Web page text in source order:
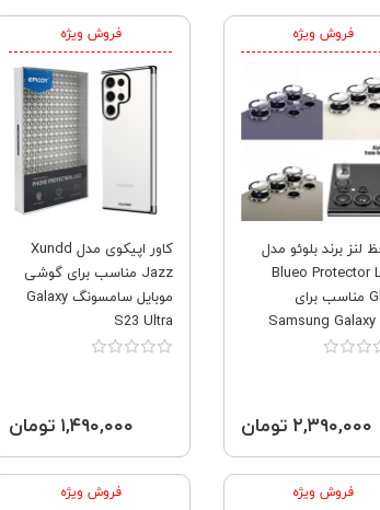
فروش ویژه
لنز برند بلوئو مدل
Blueo Protector
Glass مناسب برای
Samsung Galaxy
۲,۳۹۰,۰۰۰ تومان
فروش ویژه
کاور اپیکوی مدل Xundd
Jazz مناسب برای گوشی
موبایل سامسونگ Galaxy
S23 Ultra
۱,۴۹۰,۰۰۰ تومان
فروش ویژه فروش ویژه